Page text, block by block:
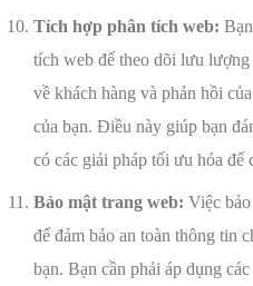
Tích hợp phân tích web:
tích web để theo dõi lưu
về khách hàng và phản hồi
của bạn. Điều này giúp bạn
có các giải pháp tối ưu hóa để
Bảo mật trang web: Việc
để đảm bảo an toàn thông tin
bạn. Bạn cần phải áp dụng